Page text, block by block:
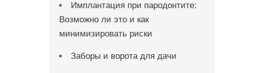
Имплантация при пародонтите:
Возможно ли это и как
минимизировать риски
Заборы и ворота для дачи